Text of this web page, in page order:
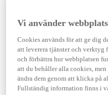
TOYOTA
USED
Garanti upp till 10 år
kombination med
Vi använder
Cookies används för att ge dig
att leverera tjänster och verktyg
och förbättra hur webbplatsen
att du behåller alla cookies,
ändra dem genom att klicka på
Fullständig information finns i